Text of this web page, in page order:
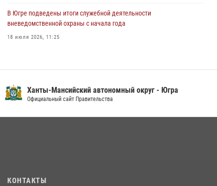
В Югре подведены итоги служебной деятельности
вневедомственной охраны с начала года
18 июля 2026, 11:25
На Урале Росгвардия провела дни открытых дверей и
Ханты-Мансийский автономный округ - Югра
Официальный сайт Правительства
КОНТАКТЫ